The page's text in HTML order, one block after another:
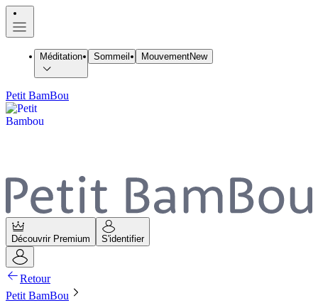
Méditation Sommeil MouvementNew
Petit BamBou
Découvrir Premium S'identifier
Retour
Petit BamBou